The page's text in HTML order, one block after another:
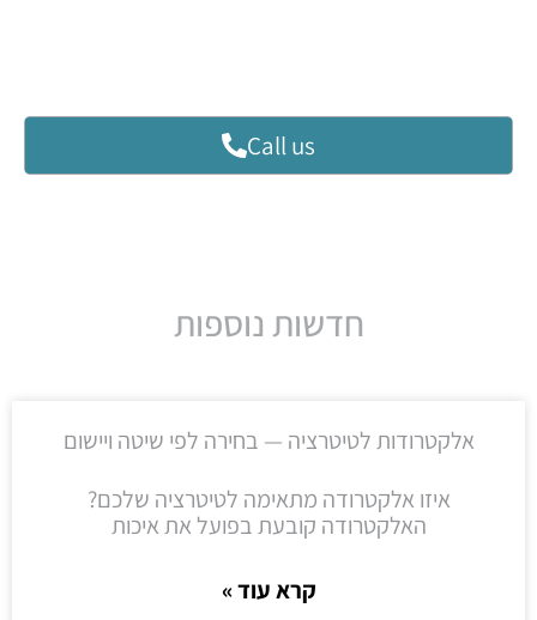
Call us
חדשות נוספות
אלקטרודות לטיטרציה — בחירה לפי שיטה ויישום
איזו אלקטרודה מתאימה לטיטרציה שלכם?
האלקטרודה קובעת בפועל את איכות
קרא עוד »